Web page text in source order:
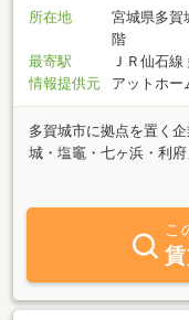
す。まずは、「トヨゾ
お問い合わせ下さい。
市など、宮城県内にて
お願い申し上げます。
所在地
宮城県多賀
階
最寄駅
ＪＲ仙石
情報提供元
アットホー
多賀城市に拠点を置く
城・塩竈・七ヶ浜・利
介を中心に活動してお
経営管理士」の有資格
の利活用・投資用不動
対応、サポートさせて
士・行政書士・税理士
ト致しますもちろん他
こ